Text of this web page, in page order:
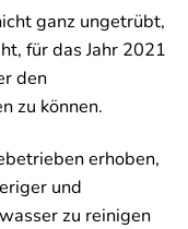
ganz ungetrübt,
für das Jahr 2021
den
zu können.
erhoben,
und
zu reinigen